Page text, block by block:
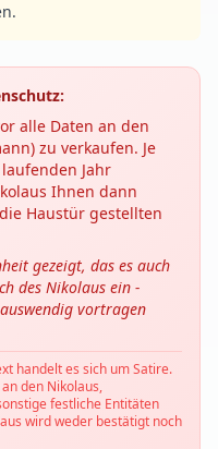
alle Daten an den
zu verkaufen. Je
Jahr
Ihnen dann
Haustür gestellten
gezeigt, das es auch
des Nikolaus ein -
vortragen
handelt es sich um Satire.
den Nikolaus,
festliche Entitäten
wird weder bestätigt noch